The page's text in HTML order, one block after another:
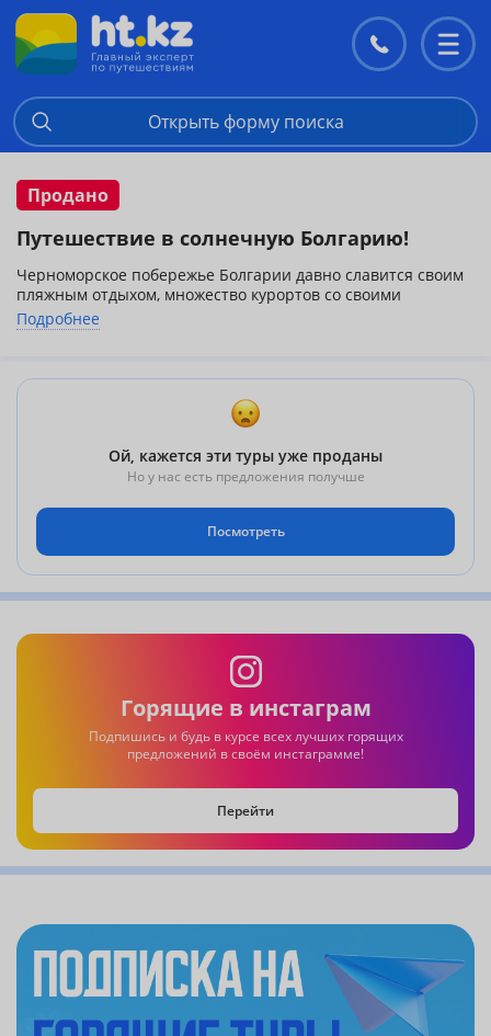
Контакты
меню
Открыть форму поиска
Продано
Путешествие в солнечную Болгарию!
Черноморское побережье Болгарии давно славится своим
пляжным отдыхом, множество курортов со своими
песчаными пляжами и теплым морем ждут Вас. Вылеты из
Новосибирска 27.07.2013 от 7 ночей. Цена указана на
За более подробной информацией обращайтесь по
телефонам: 50-00-50, 46-47-76.
Подробнее
Ой, кажется эти туры уже проданы
Но у нас есть предложения получше
Посмотреть
Горящие в инстаграм
Подпишись и будь в курсе всех лучших горящих
предложений в своём инстаграмме!
Перейти